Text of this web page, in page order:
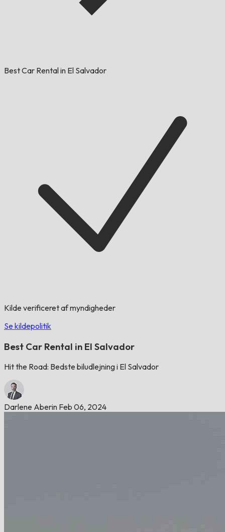
Best Car Rental in El Salvador
Kilde verificeret af myndigheder
Se kildepolitik
Best Car Rental in El Salvador
Hit the Road: Bedste biludlejning i El Salvador
Darlene Aberin Feb 06, 2024